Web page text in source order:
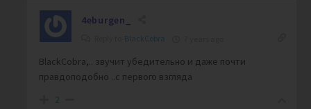
4eburgen_
BlackCobra
BlackCobra,.. звучит убедительно и даже почти
правдоподобно ..с первого взгляда
2